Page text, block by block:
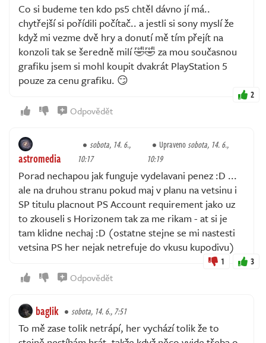
Co si budeme ten kdo ps5 chtěl dávno jí má..
chytřejší si pořídili počítač.. a jestli si sony myslí že
když mi vezme dvě hry a donutí mě tím přejít na
konzoli tak se šeredně milí 🤣🤣 za mou současnou
grafiku jsem si mohl koupit dvakrát PlayStation 5
pouze za cenu grafiku. 😏
2
Odpovědět
astromedia
sobota, 14. 6.,
10:17
Upravenosobota, 14. 6.,
10:19
Porad nechapou jak funguje vydelavani penez :D ...
ale na druhou stranu pokud maj v planu na vetsinu i
SP titulu placnout PS Account requirement jako uz
to zkouseli s Horizonem tak za me rikam - at si je
tam klidne nechaj :D (ostatne stejne se mi nastesti
vetsina PS her nejak netrefuje do vkusu kupodivu)
1 3
Odpovědět
baglik sobota, 14. 6., 7:51
To mě zase tolik netrápí, her vychází tolik že to